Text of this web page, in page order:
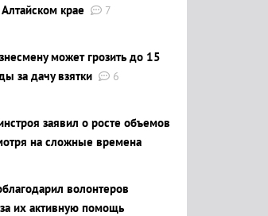
крае
7
может грозить до 15
за дачу взятки
6
заявил о росте объемов
на сложные времена
волонтеров
их активную помощь